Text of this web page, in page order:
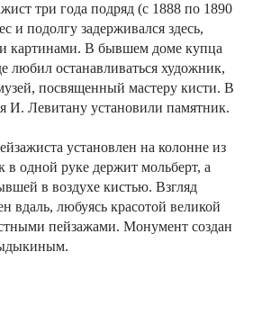
три года подряд (с 1888 по 1890
и подолгу задерживался здесь,
картинами. В бывшем доме купца
любил останавливаться художник,
посвященный мастеру кисти. В
И. Левитану установили памятник.
установлен на колонне из
в одной руке держит мольберт, а
в воздухе кистью. Взгляд
вдаль, любуясь красотой великой
пейзажами. Монумент создан